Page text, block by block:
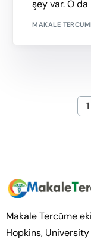
şey var. O
MAKALE
1
Makale Tercüme
Hopkins,